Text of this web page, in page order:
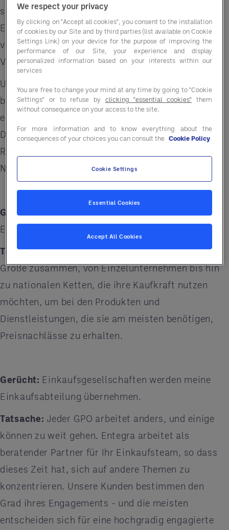
sind gleich. Entegra zum Beispiel bietet neben
Einkaufslösungen, die die Gewinnspannen
verbessern, auch beratende Unterstützung zur
Verbesserung der Unternehmensleistung.
Unsere globale Kaufkraft von 32 Milliarden Euro
bedeutet, dass Ihr Unternehmen bis zu 15 %* bei
einer breiten Palette von Produkten,
Dienstleistungen und Lösungen sparen kann - von
Reinigungschemikalien bis hin zu
Nachhaltigkeitsressourcen.
Gerücht:
Einkaufsgesellschaft. Wozu ist eine solche gut?
Tatsache:Entegra arbeitet mit Kunden jeder
Größe zusammen, von Einzelunternehmen bis hin
zu nationalen Ketten, die ihre Kaufkraft nutzen
möchten, um bei den Produkten und
Dienstleistungen, die sie am meisten benötigen,
Preisnachlässe zu erhalten.
Gerücht: Einkaufsgesellschaften werden meine
Einkaufsabteilung übernehmen.
Tatsache: Jeder GPO arbeitet anders, und einige
können zu weit gehen. Entegra arbeitet als
beratender Partner für Ihr Einkaufsteam, so dass
dieses Zeit hat, sich auf andere Themen zu
konzentrieren. Unsere Kunden bestimmen den
Grad ihres Engagements - und die meisten
entscheiden sich für eine hochgradig engagierte
We respect your privacy
By clicking on "Accept all cookies", you consent to the installation
of cookies by our Site and by third parties (list available on Cookie
Settings Link) on your device for the purpose of improving the
performance of our Site, your experience and display
personalized information based on your interests within our
services
You are free to change your mind at any time by going to "Cookie
Settings" or to refuse by clicking "essential cookies" them
without consequence on your access to the site.
For more information and to know everything about the
consequences of your choices you can consult the Cookie Policy
Cookie Settings
Essential Cookies
Accept All Cookies